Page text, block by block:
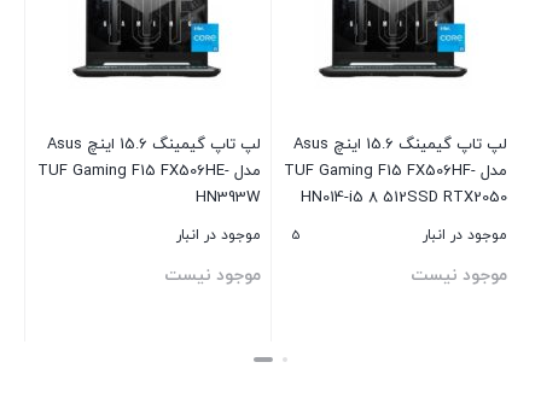
لپ تاپ گیمینگ 15.6 اینچ Asus
مدل TUF Gaming F15 FX506HF-
HN014-i5 8 512SSD RTX2050
موجود در انبار 5
موجود نیست
لپ تاپ گیمینگ 15.6 اینچ Asus
مدل TUF Gaming F15 FX506HE-
HN393W
موجود در انبار
موجود نیست
بستن